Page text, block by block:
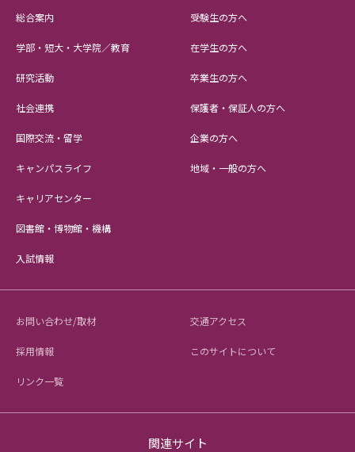
総合案内
学部・短大・大学院／教育
研究活動
社会連携
国際交流・留学
キャンパスライフ
キャリアセンター
図書館・博物館・機構
入試情報
受験生の方へ
在学生の方へ
卒業生の方へ
保護者・保証人の方へ
企業の方へ
地域・一般の方へ
お問い合わせ/取材 交通アクセス
採用情報 このサイトについて
リンク一覧
関連サイト